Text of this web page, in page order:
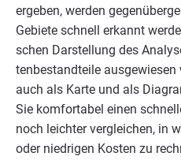
erge­ben, wer­den
Gebie­te schnell erkannt
schen Dar­stel­lung des
ten­be­stand­tei­le aus­ge­wie­sen
auch als Kar­te und als
Sie kom­for­ta­bel einen
noch leich­ter ver­glei­chen, in
oder nied­ri­gen Kos­ten zu